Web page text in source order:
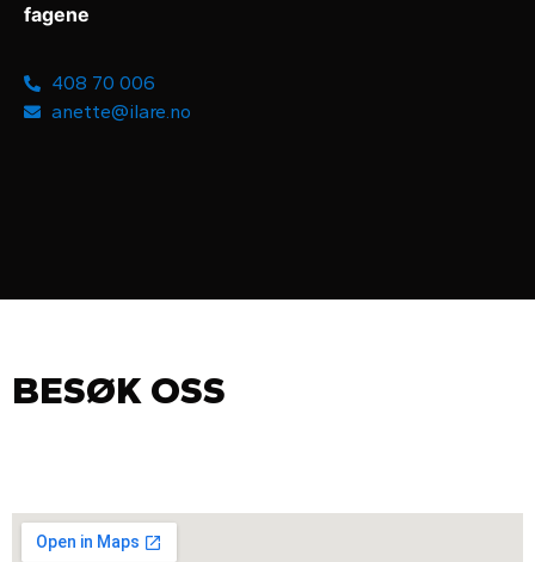
fagene
408 70 006
anette@ilare.no
BESØK OSS